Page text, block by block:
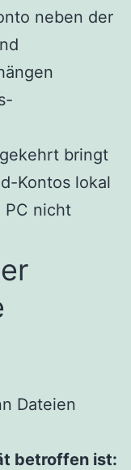
neben der
bringt
Kontos lokal
PC nicht
Dateien
betroffen ist: